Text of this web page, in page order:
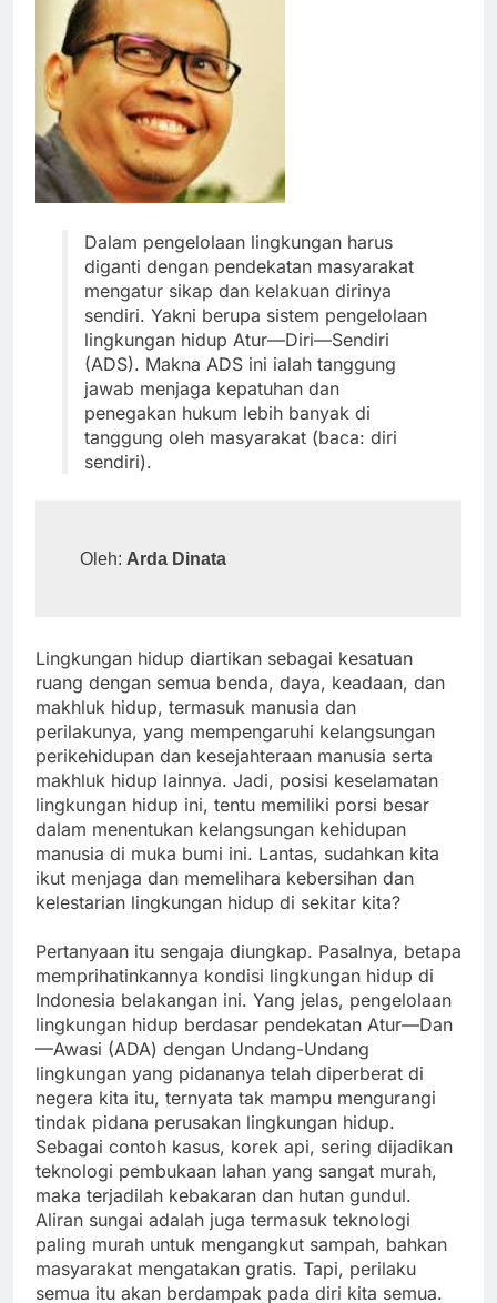
Dalam pengelolaan lingkungan harus
diganti dengan pendekatan masyarakat
mengatur sikap dan kelakuan dirinya
sendiri. Yakni berupa sistem pengelolaan
lingkungan hidup Atur—Diri—Sendiri
(ADS). Makna ADS ini ialah tanggung
jawab menjaga kepatuhan dan
penegakan hukum lebih banyak di
tanggung oleh masyarakat (baca: diri
sendiri).
Oleh: Arda Dinata
Lingkungan hidup diartikan sebagai kesatuan
ruang dengan semua benda, daya, keadaan, dan
makhluk hidup, termasuk manusia dan
perilakunya, yang mempengaruhi kelangsungan
perikehidupan dan kesejahteraan manusia serta
makhluk hidup lainnya. Jadi, posisi keselamatan
lingkungan hidup ini, tentu memiliki porsi besar
dalam menentukan kelangsungan kehidupan
manusia di muka bumi ini. Lantas, sudahkan kita
ikut menjaga dan memelihara kebersihan dan
kelestarian lingkungan hidup di sekitar kita?
Pertanyaan itu sengaja diungkap. Pasalnya, betapa
memprihatinkannya kondisi lingkungan hidup di
Indonesia belakangan ini. Yang jelas, pengelolaan
lingkungan hidup berdasar pendekatan Atur—Dan
—Awasi (ADA) dengan Undang-Undang
lingkungan yang pidananya telah diperberat di
negera kita itu, ternyata tak mampu mengurangi
tindak pidana perusakan lingkungan hidup.
Sebagai contoh kasus, korek api, sering dijadikan
teknologi pembukaan lahan yang sangat murah,
maka terjadilah kebakaran dan hutan gundul.
Aliran sungai adalah juga termasuk teknologi
paling murah untuk mengangkut sampah, bahkan
masyarakat mengatakan gratis. Tapi, perilaku
semua itu akan berdampak pada diri kita semua.